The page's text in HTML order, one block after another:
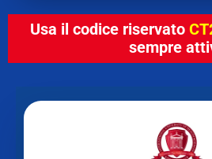
Usa il codice riservato
sempre